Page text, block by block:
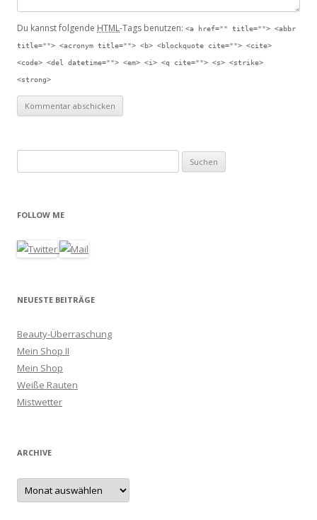
Du kannst folgende HTML-Tags benutzen: <a href="" title=""> <abbr
title=""> <acronym title=""> <b> <blockquote cite=""> <cite>
<code> <del datetime=""> <em> <i> <q cite=""> <s> <strike>
<strong>
u
h
n
a
h
FOLLOW ME
NEUESTE BEITRÄGE
Beauty-Überraschung
Mein Shop II
Mein Shop
Weiße Rauten
Mistwetter
ARCHIVE
A
c